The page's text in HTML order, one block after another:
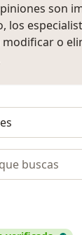
son
los
o